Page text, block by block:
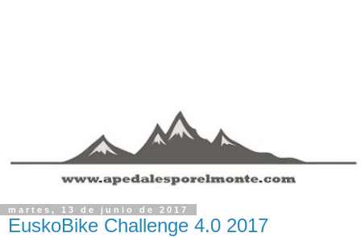
martes, 13 de junio de 2017
EuskoBike Challenge 4.0 2017